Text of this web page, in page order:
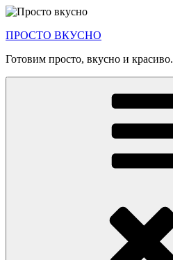
Перейти
содержимому
ПРОСТО ВКУСНО
Готовим просто, вкусно и красиво.